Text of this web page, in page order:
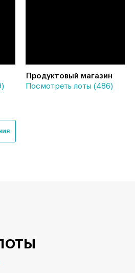
Продуктовый магазин
Посмотреть лоты (486)